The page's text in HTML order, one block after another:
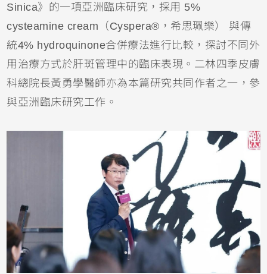
Sinica》的一項亞洲臨床研究，採用 5%
cysteamine cream（Cyspera®，希思珮樂） 與傳
統4% hydroquinone合併療法進行比較，探討不同外
用治療方式於肝斑管理中的臨床表現。二林四季皮膚
科總院長黃勇學醫師亦為本篇研究共同作者之一，參
與亞洲臨床研究工作。